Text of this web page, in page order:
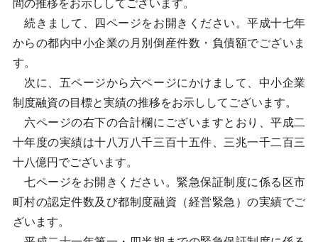
間の推移をお示ししてございます。
続きまして、四ページをお開きください。平成十七年
からの都内中小企業の月別倒産件数・負債額でございま
す。
次に、五ページから六ページにかけまして、中小企業
制度融資の目標と実績の推移をお示ししてございます。
六ページの右下の合計欄にございますとおり、平成二
十年度の実績は十八万八千三百十五件、三兆一千二百三
十八億円でございます。
七ページをお開きください。緊急保証制度に係る区市
町村の認定件数及び都制度融資（経営緊急）の実績でご
ざいます。